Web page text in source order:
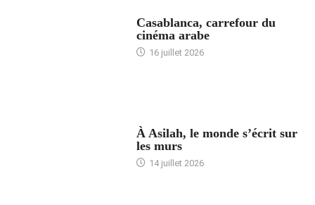
Casablanca, carrefour du
cinéma arabe
16 juillet 2026
À Asilah, le monde s’écrit sur
les murs
14 juillet 2026